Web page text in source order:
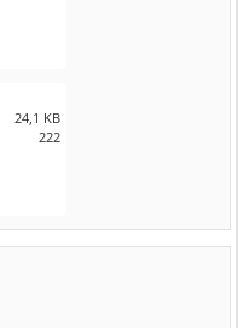
24,1 KB
222